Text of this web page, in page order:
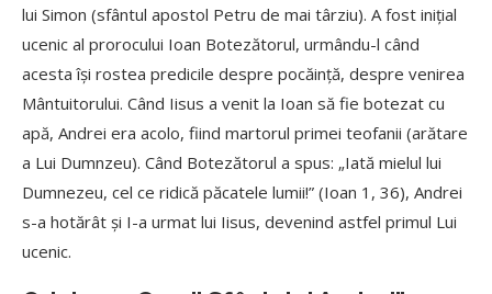
lui Simon (sfântul apostol Petru de mai târziu). A fost inițial
ucenic al prorocului Ioan Botezătorul, urmându-l când
acesta își rostea predicile despre pocăință, despre venirea
Mântuitorului. Când Iisus a venit la Ioan să fie botezat cu
apă, Andrei era acolo, fiind martorul primei teofanii (arătare
a Lui Dumnzeu). Când Botezătorul a spus: „Iată mielul lui
Dumnezeu, cel ce ridică păcatele lumii!” (Ioan 1, 36), Andrei
s-a hotărât și I-a urmat lui Iisus, devenind astfel primul Lui
ucenic.